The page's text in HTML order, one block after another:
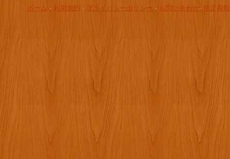
ホーム - 利用規約 - プライバシーポリシー - お問い合わせ- 特定商